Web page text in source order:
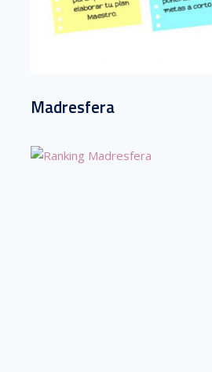
Madresfera